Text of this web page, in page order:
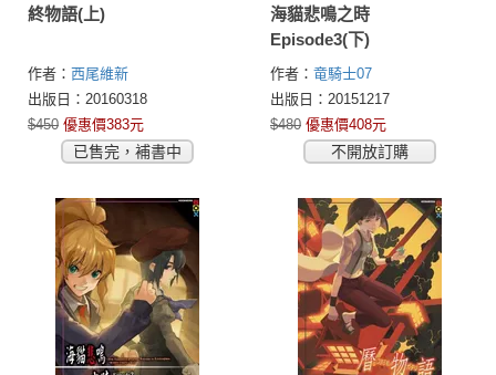
終物語(上)
作者： 西尾維新
出版日：20160318
$450 優惠價383元
已售完，補書中
海貓悲鳴之時
Episode3(下)
作者： 竜騎士07
出版日：20151217
$480 優惠價408元
不開放訂購